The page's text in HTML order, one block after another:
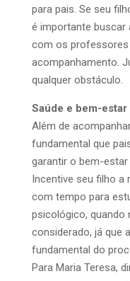
para pais. Se seu
é importante buscar
com os professores
acompanhamento.
qualquer obstáculo.
Saúde e bem-estar
Além de
fundamental que
garantir o bem-
Incentive seu filho a
com tempo para
psicológico, quando
considerado, já que
fundamental do
Para Maria Teresa,